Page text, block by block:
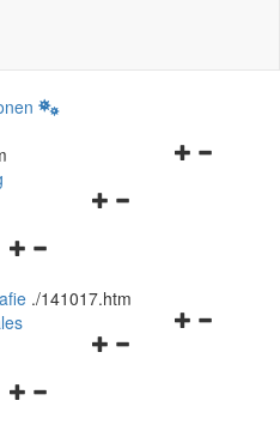
Navigationsmenü
Navigationsmenü
und
schließen
./141017.htm
Navigationsmenü
Navigationsmenü